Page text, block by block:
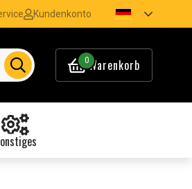
Kundenkonto
0Warenkorb